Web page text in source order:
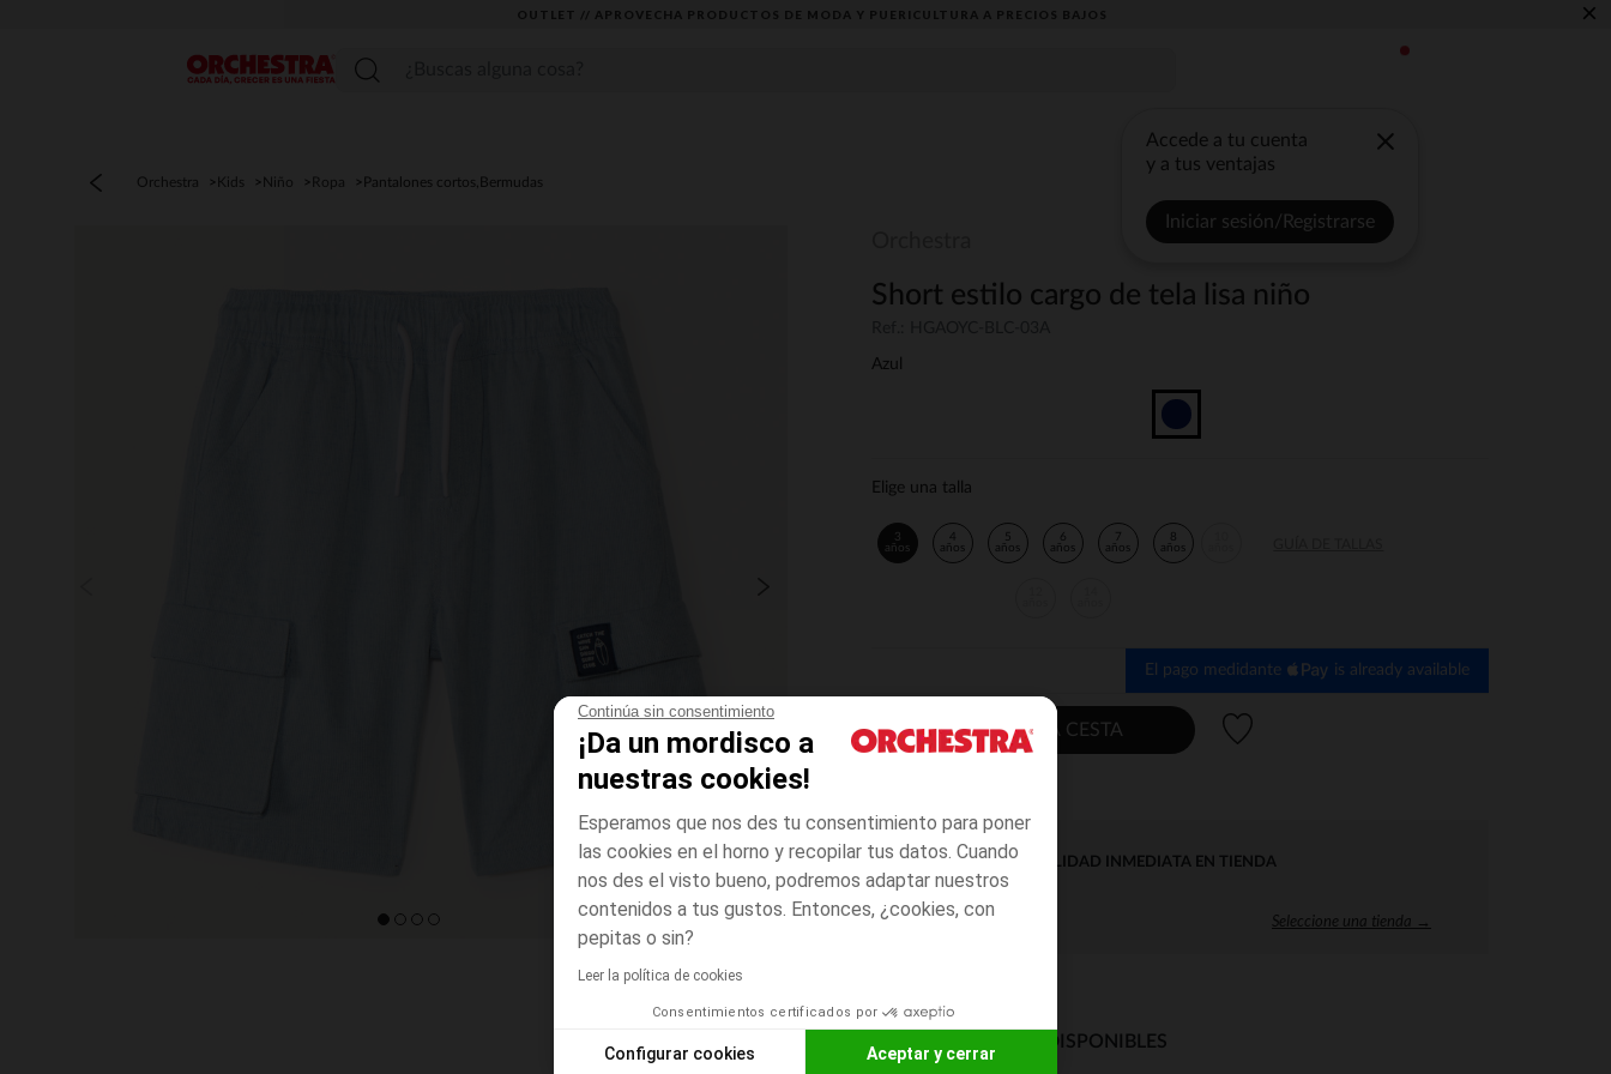
Continúa sin consentimiento
¡Da un mordisco a
nuestras cookies!
Esperamos que nos des tu consentimiento para poner
las cookies en el horno y recopilar tus datos. Cuando
nos des el visto bueno, podremos adaptar nuestros
contenidos a tus gustos. Entonces, ¿cookies, con
pepitas o sin?
Leer la política de cookies
Consentimientos certificados por
Configurar cookies Aceptar y cerrar
OUTLET // APROVECHA PRODUCTOS DE MODA Y PUERICULTURA A PRECIOS BAJOS ×
Menú
Accede a tu cuenta
y a tus ventajas
Iniciar sesión/Registrarse
Orchestra Kids Niño Ropa Pantalones cortos,Bermudas
Short estilo cargo de tela lisa niño
Azul
Elige una talla
3
años
4
años
5
años
6
años
7
años
8
años
El pago medidante is already available
AÑADIR A LA CESTA
DISPONIBILIDAD INMEDIATA EN TIENDA
Seleccione una tienda →
MODOS DE ENVÍO DISPONIBLES